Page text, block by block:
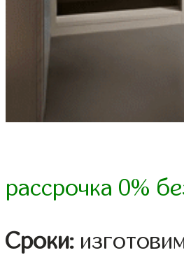
рассрочка 0%
Сроки: